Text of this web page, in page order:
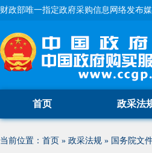
财政部唯一指定政府采购信息网络发布
首页 政采法
当前位置： 首页 » 政采法规 » 国务院文